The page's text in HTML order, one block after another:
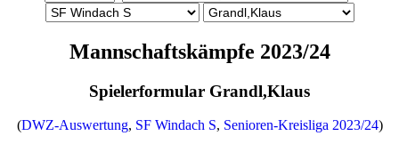
Mannschaftskämpfe 2023/24
Spielerformular Grandl,Klaus
(DWZ-Auswertung, SF Windach S, Senioren-Kreisliga 2023/24)